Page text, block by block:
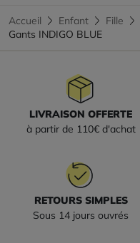
Accueil Enfant Fille
Gants INDIGO BLUE
LIVRAISON OFFERTE
à partir de 110€ d'achat
RETOURS SIMPLES
Sous 14 jours ouvrés